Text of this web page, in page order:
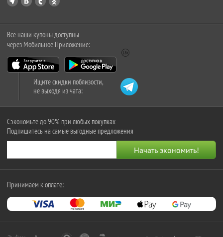
Все наши купоны доступны
через Мобильное Приложение:
Ищите скидки поблизости,
не выходя из чата:
Сэкономьте до 90% при любых покупках
Подпишитесь на самые выгодные предложения
Принимаем к оплате: